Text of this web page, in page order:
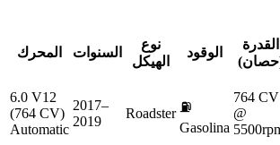
المحرك السنوات
نوع
الهيكل
الوقود
القدرة
6.0 V12
(764 CV)
Automatic
2017–
2019
Roadster ⛽
Gasolina
764 CV
@